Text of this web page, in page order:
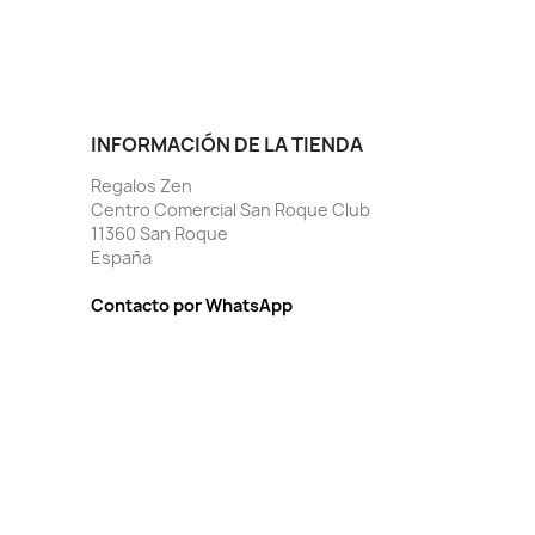
INFORMACIÓN DE LA TIENDA
Regalos Zen
Centro Comercial San Roque Club
11360 San Roque
España
Contacto por WhatsApp